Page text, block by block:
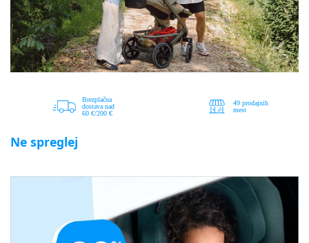
Ne spreglej